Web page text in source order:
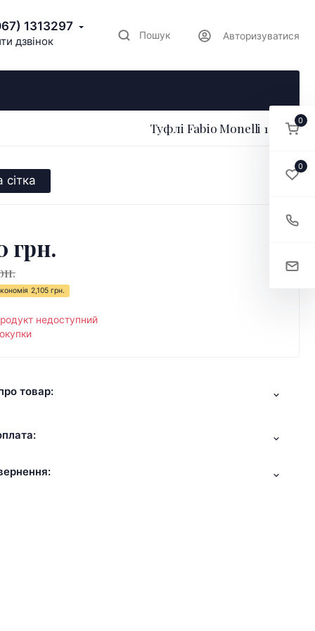
1313297
дзвінок Пошук Авторизуватися
Туфлі Fabio Monelli 169170
сітка
грн.
2,105 грн.
недоступний
товар:
0
0